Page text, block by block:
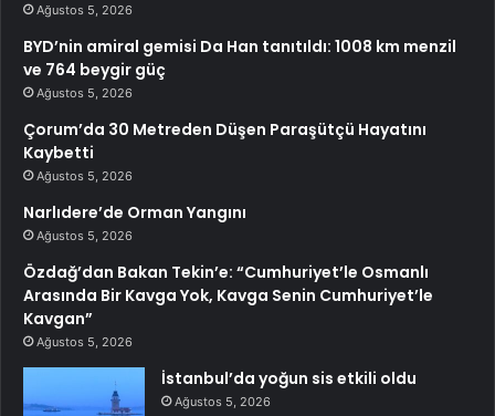
Ağustos 5, 2026
BYD’nin amiral gemisi Da Han tanıtıldı: 1008 km menzil
ve 764 beygir güç
Ağustos 5, 2026
Çorum’da 30 Metreden Düşen Paraşütçü Hayatını
Kaybetti
Ağustos 5, 2026
Narlıdere’de Orman Yangını
Ağustos 5, 2026
Özdağ’dan Bakan Tekin’e: “Cumhuriyet’le Osmanlı
Arasında Bir Kavga Yok, Kavga Senin Cumhuriyet’le
Kavgan”
Ağustos 5, 2026
İstanbul’da yoğun sis etkili oldu
Ağustos 5, 2026